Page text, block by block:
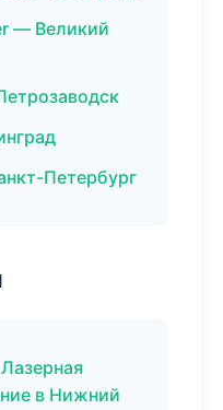
— Великий
Петербург
в Нижний